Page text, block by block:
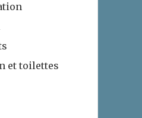
et toilettes